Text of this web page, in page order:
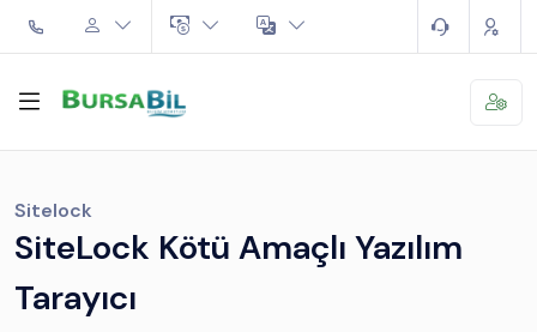
Sitelock
SiteLock Kötü Amaçlı Yazılım
Tarayıcı